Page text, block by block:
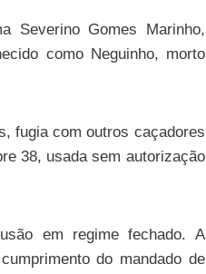
Severino Gomes Marinho,
como Neguinho, morto
fugia com outros caçadores
38, usada sem autorização
em regime fechado. A
do mandado de